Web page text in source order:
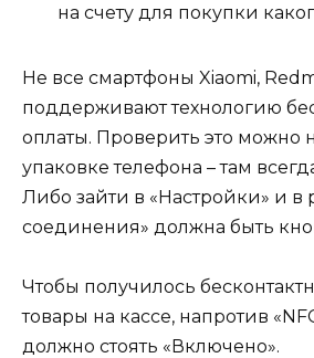
на счету для покупки
Не все смартфоны Xiaomi,
поддерживают технологию
оплаты. Проверить это можно
упаковке телефона – там
Либо зайти в «Настройки» и в
соединения» должна быть
Чтобы получилось
товары на кассе, напротив
должно стоять «Включено».